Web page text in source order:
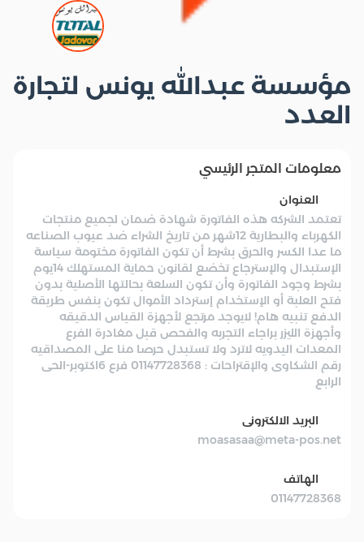
مؤسسة عبدالله يونس لتجارة
العدد
معلومات المتجر الرئيسي
العنوان
تعتمد الشركه هذه الفاتورة شهادة ضمان لجميع منتجات
الكهرباء والبطارية 12شهر من تاريخ الشراء ضد عيوب الصناعه
ما عدا الكسر والحرق بشرط أن تكون الفاتورة مختومة سياسة
الإستبدال والإسترجاع تخضع لقانون حماية المستهلك 14يوم
بشرط وجود الفاتورة وأن تكون السلعة بحالتها الأصلية بدون
فتح العلبة أو الإستخدام إسترداد الأموال تكون بنفس طريقة
الدفع تنبيه هام! لايوجد مرتجع لأجهزة القياس الدقيقه
وأجهزة الليزر براجاء التجربه والفحص قبل مغادرة الفرع
المعدات اليدويه لاترد ولا تستبدل حرصا منا على المصداقيه
رقم الشكاوى والإقتراحات : 01147728368 فرع 6اكتوبر-الحى
الرابع
البريد الالكترونى
moasasaa@meta-pos.net
الهاتف
01147728368